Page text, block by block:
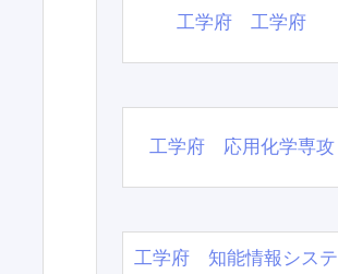
工学府 工学府
工学府 応用化学専攻
工学府 知能情報システ